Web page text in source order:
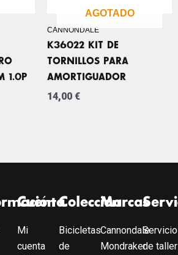
1.0P
AGOTADO
CANNONDALE
K36022 KIT DE
TORNILLOS PARA
AMORTIGUADOR
14,00 €
Cuenta
Mi
cuenta
Colección
Bicicletas
de
Marcas
Cannondale
Mondraker
Servicio
de taller